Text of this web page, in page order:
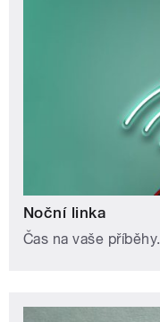
Noční linka
Čas na vaše příběhy.